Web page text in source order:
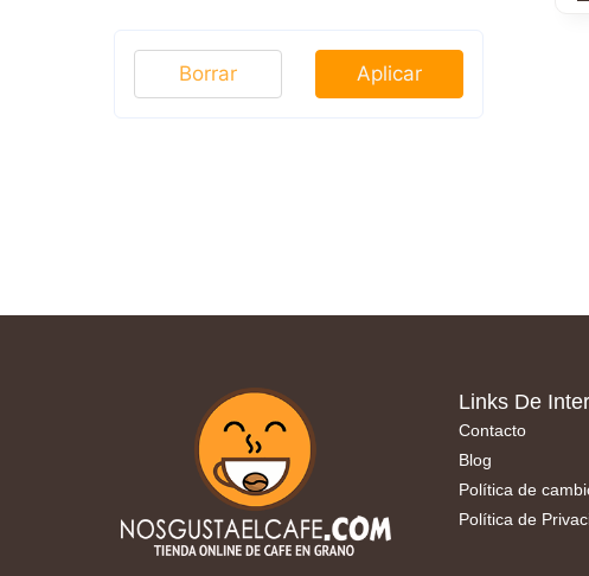
Aplicar
Borrar
Links De
Contacto
Blog
Política de
Política de